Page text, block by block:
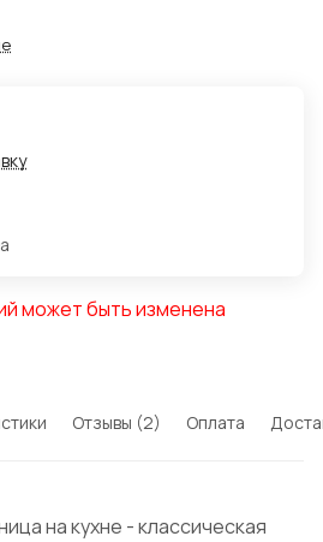
может быть изменена
Отзывы (2) Оплата
на кухне - классическая